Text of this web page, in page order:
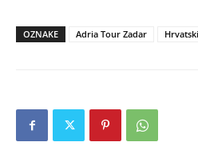
OZNAKE Adria Tour Zadar